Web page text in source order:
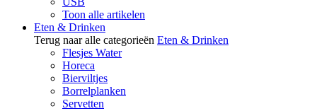
Toon alle artikelen
Eten & Drinken
Terug naar alle categorieën Eten & Drinken
Flesjes Water
Horeca
Bierviltjes
Borrelplanken
Servetten